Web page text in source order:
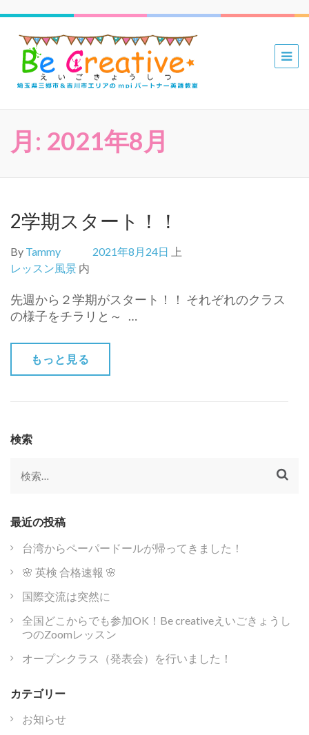
三郷 吉川
mpiパー
月: 2021年8月
2学期スタート！！
By Tammy 2021年8月24日
上
レッスン風景 内
先週から２学期がスタート！！ それぞれのクラス
の様子をチラリと～ …
もっと見る
検索
検
最近の投稿
台湾からペーパードールが帰ってきました！
🌸 英検 合格速報 🌸
国際交流は突然に
全国どこからでも参加OK！Be creativeえいごきょうし
つのZoomレッスン
オープンクラス（発表会）を行いました！
カテゴリー
お知らせ